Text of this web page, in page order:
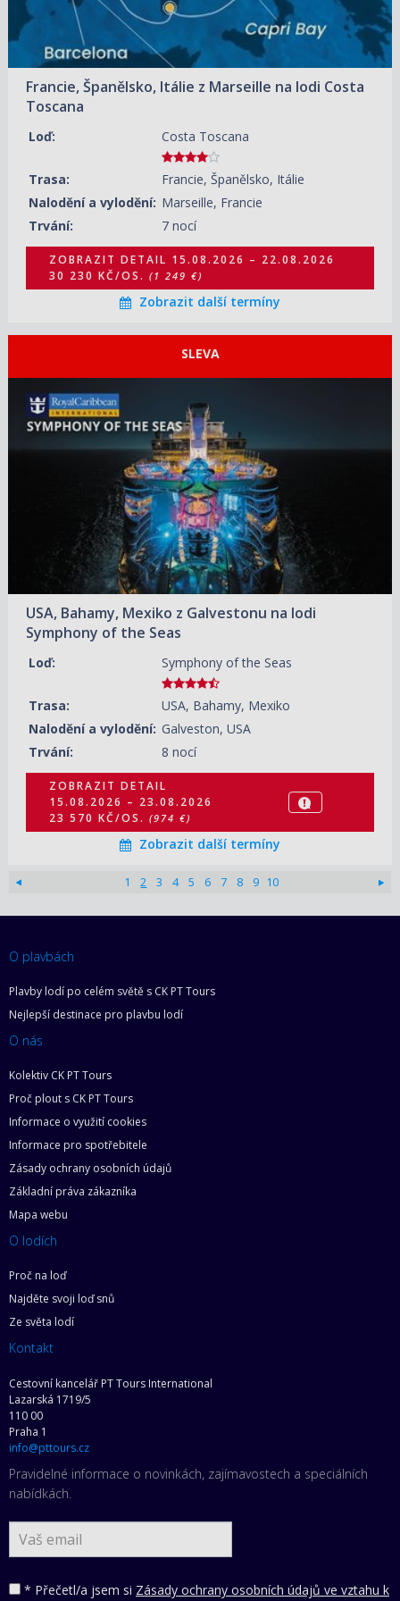
Francie, Španělsko, Itálie z Marseille na lodi Costa
Toscana
Loď: Costa Toscana
Trasa:
Francie, Španělsko, Itálie
Nalodění a vylodění: Marseille, Francie
Trvání:
7 nocí
ZOBRAZIT DETAIL 15.08.2026 – 22.08.2026
30 230 KČ/OS. (1 249 €)
Zobrazit další termíny
SLEVA
USA, Bahamy, Mexiko z Galvestonu na lodi
Symphony of the Seas
Loď: Symphony of the Seas
Trasa:
USA, Bahamy, Mexiko
Nalodění a vylodění: Galveston, USA
Trvání:
8 nocí
15.08.2026 – 23.08.2026
ZOBRAZIT DETAIL
12.09.2026 – 20.09.2026
22 650 KČ/OS.
(936 €)
ZOBRAZIT DETAIL
10.10.2026 – 18.10.2026
24 950 KČ/OS.
(1 031 €)
ZOBRAZIT DETAIL
15.08.2026 – 23.08.2026
23 570 KČ/OS. (974 €)
Zobrazit další termíny
1 2 3 4 5 6 7 8 9 10
O plavbách
Plavby lodí po celém světě s CK PT Tours
Nejlepší destinace pro plavbu lodí
O nás
Kolektiv CK PT Tours
Proč plout s CK PT Tours
Informace o využití cookies
Informace pro spotřebitele
Zásady ochrany osobních údajů
Základní práva zákazníka
Mapa webu
O lodích
Proč na loď
Najděte svoji loď snů
Ze světa lodí
Kontakt
Cestovní kancelář PT Tours International
Lazarská 1719/5
110 00
Praha 1
info@pttours.cz
Pravidelné informace o novinkách, zajímavostech a speciálních
nabídkách.
* Přečetl/a jsem si Zásady ochrany osobních údajů ve vztahu k